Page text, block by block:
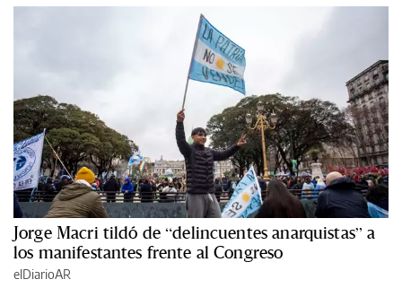
Jorge Macri tildó de “delincuentes anarquistas” a
los manifestantes frente al Congreso
elDiarioAR